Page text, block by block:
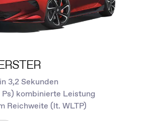
3,2 Sekunden
Ps) kombinierte Leistung
Reichweite (lt. WLTP)